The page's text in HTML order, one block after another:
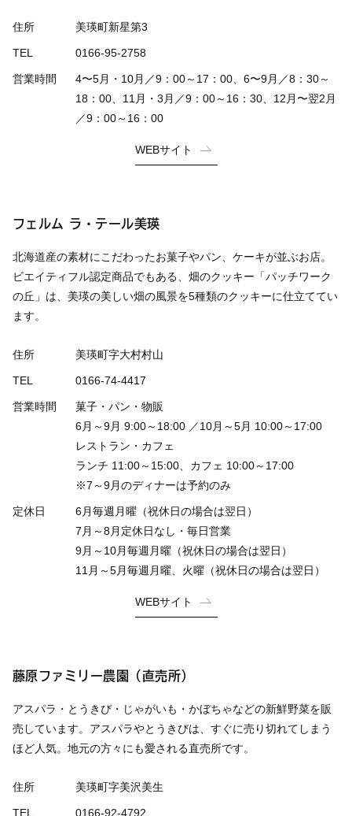
住所 美瑛町新星第3
TEL 0166-95-2758
営業時間
4〜5月・10月／9：00～17：00、6〜9月／8：30～
18：00、11月・3月／9：00～16：30、12月〜翌2月
／9：00～16：00
WEBサイト
フェルム ラ・テール美瑛
北海道産の素材にこだわったお菓子やパン、ケーキが並ぶお店。
ビエイティフル認定商品でもある、畑のクッキー「パッチワーク
の丘」は、美瑛の美しい畑の風景を5種類のクッキーに仕立ててい
ます。
住所 美瑛町字大村村山
TEL 0166-74-4417
営業時間
菓子・パン・物販
6月～9月 9:00～18:00 ／10月～5月 10:00～17:00
レストラン・カフェ
ランチ 11:00～15:00、カフェ 10:00～17:00
※7～9月のディナーは予約のみ
定休日
6月毎週月曜（祝休日の場合は翌日）
7月～8月定休日なし・毎日営業
9月～10月毎週月曜（祝休日の場合は翌日）
11月～5月毎週月曜、火曜（祝休日の場合は翌日）
WEBサイト
藤原ファミリー農園（直売所）
アスパラ・とうきび・じゃがいも・かぼちゃなどの新鮮野菜を販
売しています。アスパラやとうきびは、すぐに売り切れてしまう
ほど人気。地元の方々にも愛される直売所です。
住所 美瑛町字美沢美生
TEL 0166-92-4792